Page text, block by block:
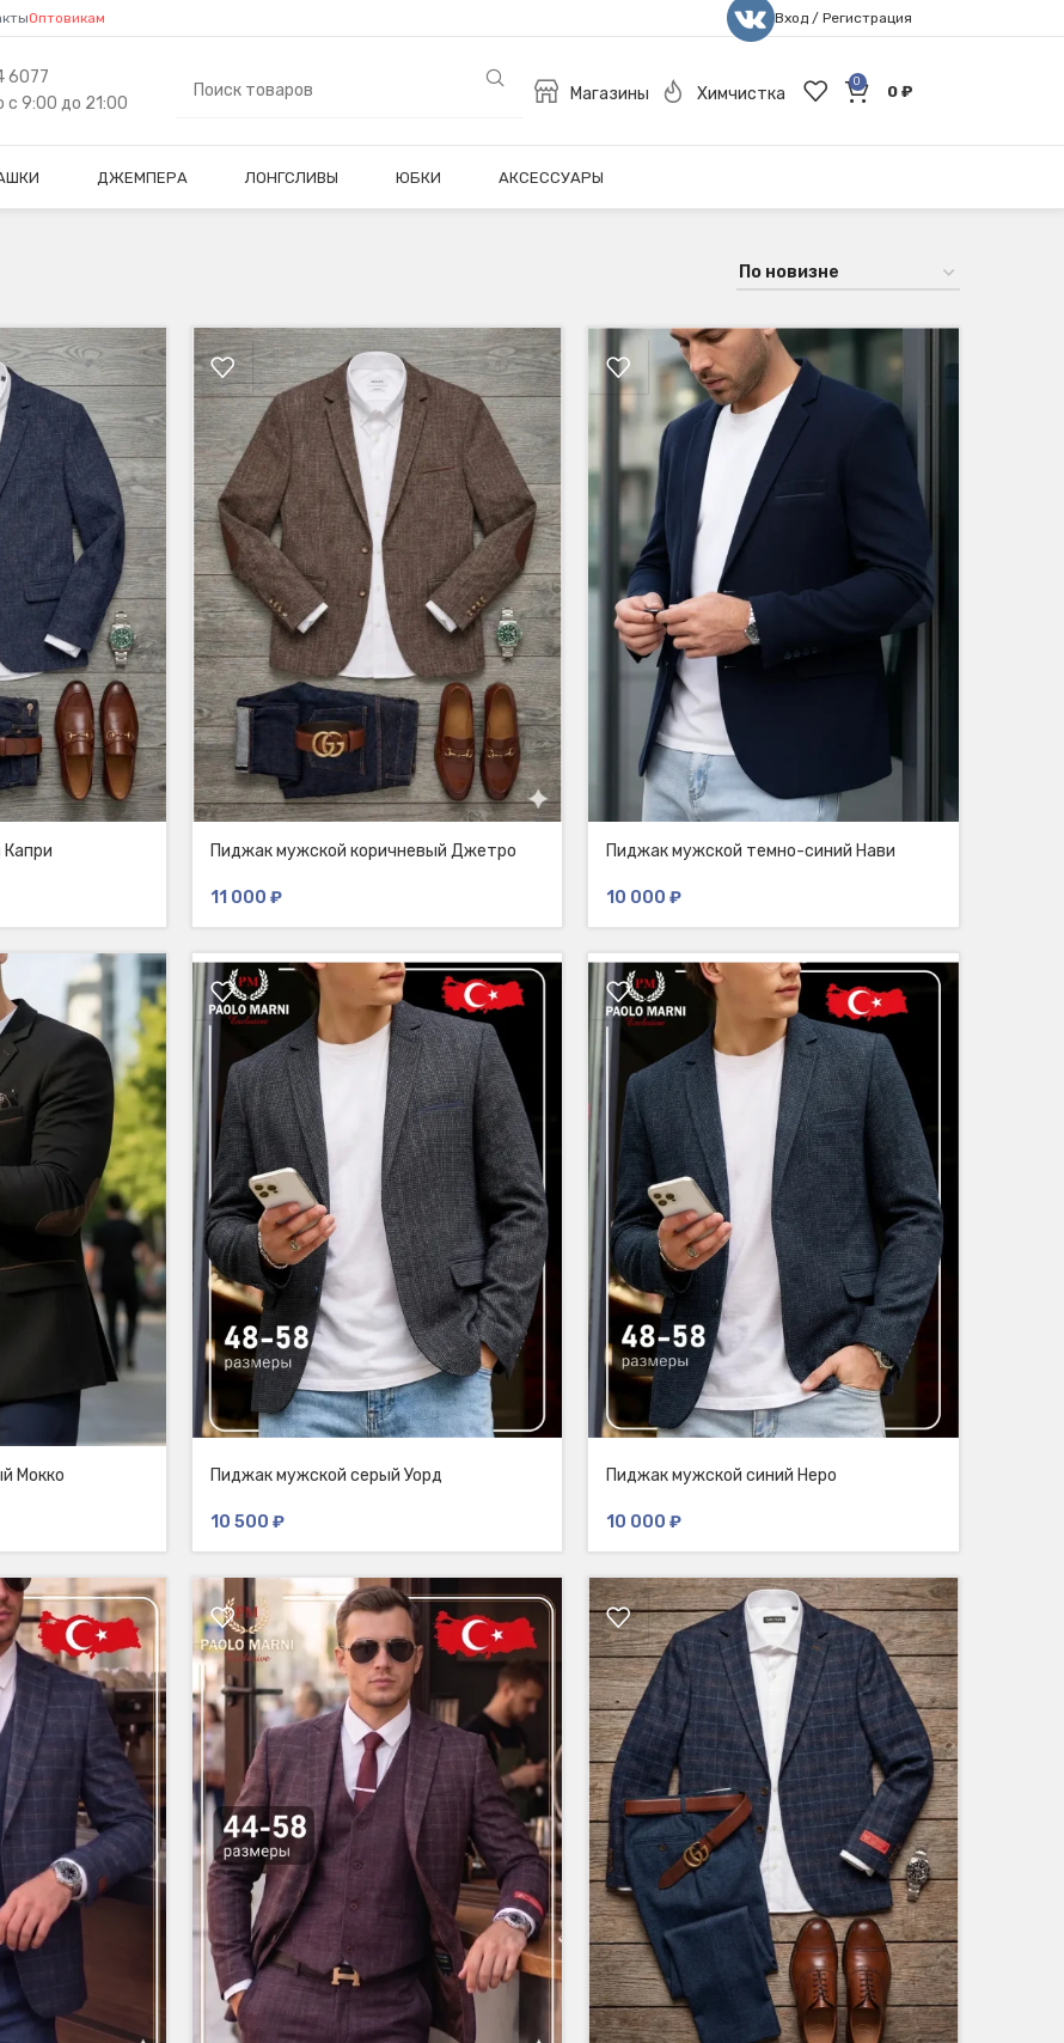
Оптовикам Вход / Регистрация
6077
с 9:00 до 21:00
Магазины Химчистка
0
0 ₽
ДЖЕМПЕРА ЛОНГСЛИВЫ ЮБКИ АКСЕССУАРЫ
Пиджак мужской коричневый Джетро
11 000 ₽
Пиджак мужской темно-синий Нави
10 000₽
Мокко Пиджак мужской серый Уорд
10 500 ₽
Пиджак мужской синий Неро
10 000₽